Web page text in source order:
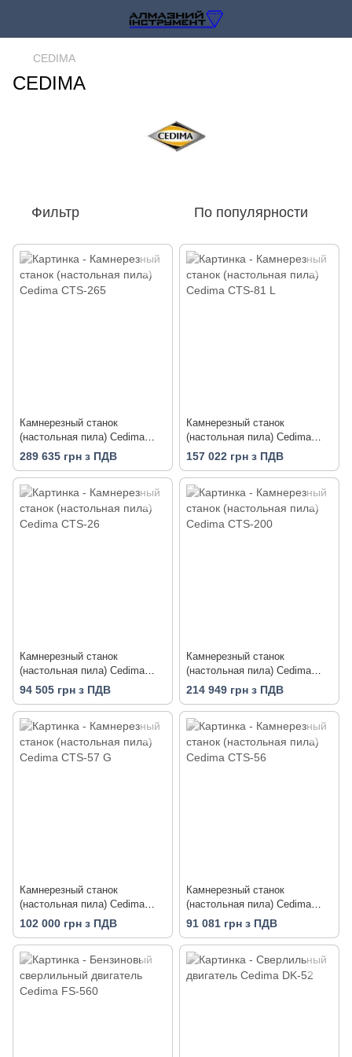
CEDIMA
CEDIMA
Фильтр По популярности
Камнерезный станок
(настольная пила) Cedima
CTS-265
289 635 грн з ПДВ
Камнерезный станок
(настольная пила) Cedima
CTS-81 L
157 022 грн з ПДВ
Камнерезный станок
(настольная пила) Cedima
CTS-26
94 505 грн з ПДВ
Камнерезный станок
(настольная пила) Cedima
CTS-200
214 949 грн з ПДВ
Камнерезный станок
(настольная пила) Сedima
CTS-57 G
102 000 грн з ПДВ
Камнерезный станок
(настольная пила) Cedima
CTS-56
91 081 грн з ПДВ